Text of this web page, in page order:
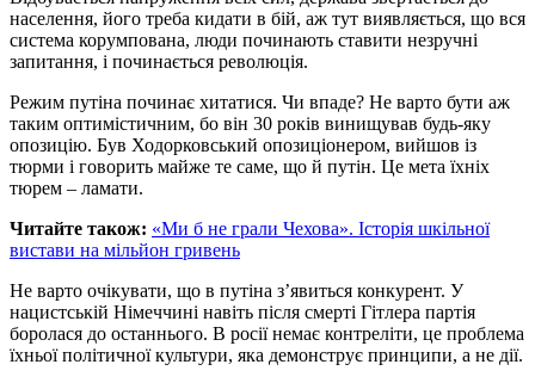
населення, його треба кидати в бій, аж тут виявляється, що вся
система корумпована, люди починають ставити незручні
запитання, і починається революція.
Режим путіна починає хитатися. Чи впаде? Не варто бути аж
таким оптимістичним, бо він 30 років винищував будь-яку
опозицію. Був Ходорковський опозиціонером, вийшов із
тюрми і говорить майже те саме, що й путін. Це мета їхніх
тюрем – ламати.
Читайте також: «Ми б не грали Чехова». Історія шкільної
вистави на мільйон гривень
Не варто очікувати, що в путіна з’явиться конкурент. У
нацистській Німеччині навіть після смерті Гітлера партія
боролася до останнього. В росії немає контреліти, це проблема
їхньої політичної культури, яка демонструє принципи, а не дії.